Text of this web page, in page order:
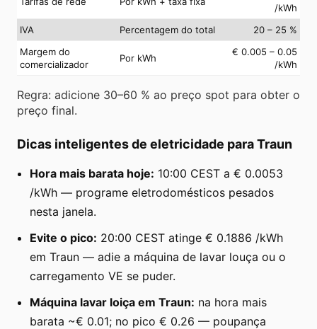
/kWh
IVA
Percentagem do total
20 – 25 %
Margem do
comercializador
Por kWh
€ 0.005 – 0.05
/kWh
Regra: adicione 30–60 % ao preço spot para obter o
preço final.
Dicas inteligentes de eletricidade para Traun
Hora mais barata hoje: 10:00 CEST a € 0.0053
/kWh — programe eletrodomésticos pesados
nesta janela.
Evite o pico: 20:00 CEST atinge € 0.1886 /kWh
em Traun — adie a máquina de lavar louça ou o
carregamento VE se puder.
Máquina lavar loiça em Traun: na hora mais
barata ~€ 0.01; no pico € 0.26 — poupança